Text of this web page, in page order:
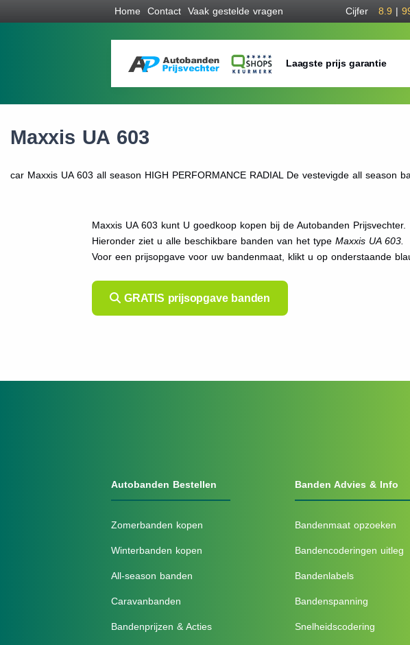
Home Contact Vaak gestelde vragen Cijfer 8.9 |
Laagste prijs garantie
Maxxis UA 603
car Maxxis UA 603 all season HIGH PERFORMANCE RADIAL De vestevigde all season
Maxxis UA 603 kunt U goedkoop kopen bij de Autobanden Prijsvechter.
Hieronder ziet u alle beschikbare banden van het typeMaxxis UA 603.
Voor een prijsopgave voor uw bandenmaat, klikt u op onderstaande
GRATIS prijsopgave banden
Autobanden Bestellen
Zomerbanden kopen
Winterbanden kopen
All-season banden
Caravanbanden
Bandenprijzen & Acties
Banden Advies & Info
Bandenmaat opzoeken
Bandencoderingen uitleg
Bandenlabels
Bandenspanning
Snelheidscodering